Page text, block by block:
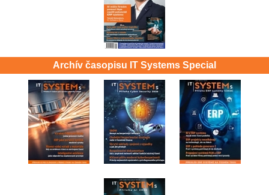
Archív časopisu IT Systems Special